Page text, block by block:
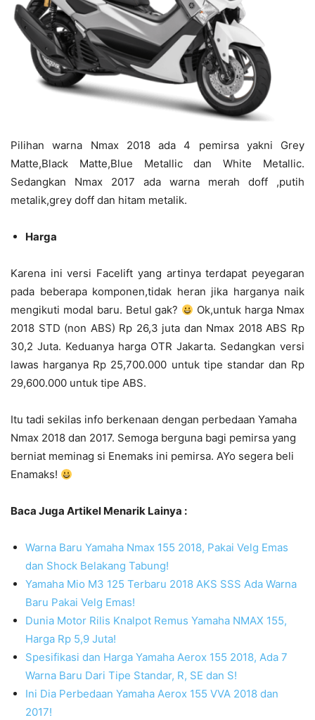
Pilihan warna Nmax 2018 ada 4 pemirsa yakni Grey
Matte,Black Matte,Blue Metallic dan White Metallic.
Sedangkan Nmax 2017 ada warna merah doff ,putih
metalik,grey doff dan hitam metalik.
Harga
Karena ini versi Facelift yang artinya terdapat peyegaran
pada beberapa komponen,tidak heran jika harganya naik
mengikuti modal baru. Betul gak?
Ok,untuk harga Nmax
2018 STD (non ABS) Rp 26,3 juta dan Nmax 2018 ABS Rp
30,2 Juta. Keduanya harga OTR Jakarta. Sedangkan versi
lawas harganya Rp 25,700.000 untuk tipe standar dan Rp
29,600.000 untuk tipe ABS.
Itu tadi sekilas info berkenaan dengan perbedaan Yamaha
Nmax 2018 dan 2017. Semoga berguna bagi pemirsa yang
berniat meminag si Enemaks ini pemirsa. AYo segera beli
Enamaks!
Baca Juga Artikel Menarik Lainya :
Warna Baru Yamaha Nmax 155 2018, Pakai Velg Emas
dan Shock Belakang Tabung!
Yamaha Mio M3 125 Terbaru 2018 AKS SSS Ada Warna
Baru Pakai Velg Emas!
Dunia Motor Rilis Knalpot Remus Yamaha NMAX 155,
Harga Rp 5,9 Juta!
Spesifikasi dan Harga Yamaha Aerox 155 2018, Ada 7
Warna Baru Dari Tipe Standar, R, SE dan S!
Ini Dia Perbedaan Yamaha Aerox 155 VVA 2018 dan
2017!